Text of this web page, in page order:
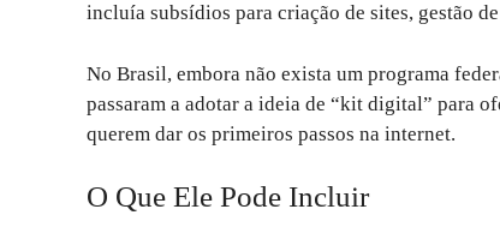
incluía subsídios para criação de sites, gestão
No Brasil, embora não exista um programa
passaram a adotar a ideia de “kit digital” para
querem dar os primeiros passos na internet.
O Que Ele Pode Incluir